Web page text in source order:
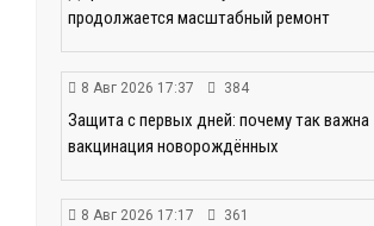
продолжается масштабный ремонт
8 Авг 2026 17:37 384
Защита с первых дней: почему так важна
вакцинация новорождённых
8 Авг 2026 17:17 361